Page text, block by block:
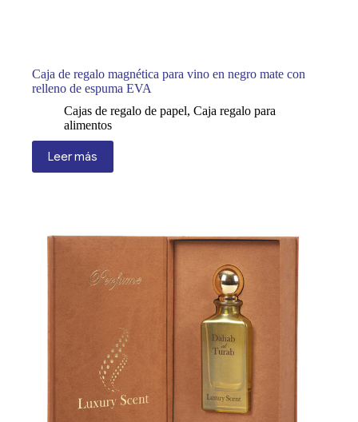
Caja de regalo magnética para vino en negro mate con
relleno de espuma EVA
Cajas de regalo de papel, Caja regalo para
alimentos
Leer más